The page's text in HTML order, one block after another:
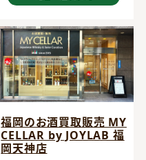
福岡のお酒買取販売 MY
CELLAR by JOYLAB 福
岡天神店